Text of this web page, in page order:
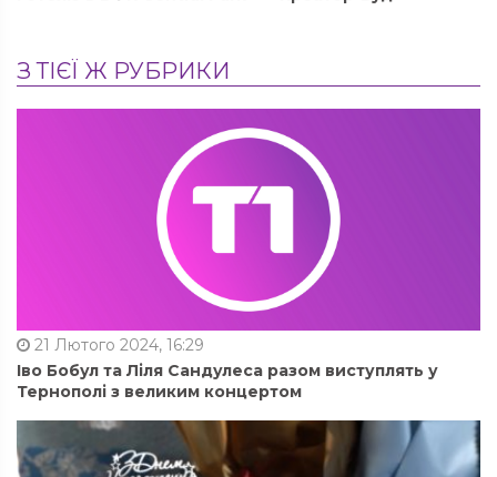
З ТІЄЇ Ж РУБРИКИ
21 Лютого 2024, 16:29
Іво Бобул та Ліля Сандулеса разом виступлять у
Тернополі з великим концертом